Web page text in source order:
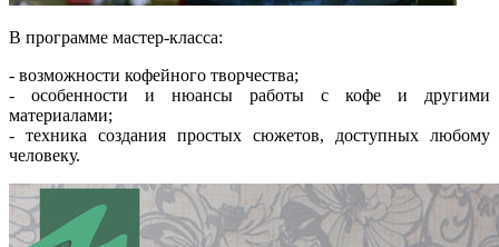
В программе мастер-класса:
- возможности кофейного творчества;
- особенности и нюансы работы с кофе и другими
материалами;
- техника создания простых сюжетов, доступных любому
человеку.